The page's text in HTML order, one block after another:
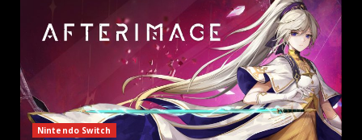
Nintendo Switch